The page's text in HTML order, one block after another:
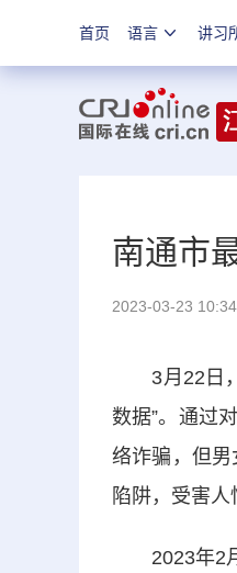
首页 语言 讲习
南通市
2023-03-23
3月22日，
数据”。通过
络诈骗，但
陷阱，受害人
2023年2月